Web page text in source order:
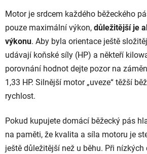
Motor je srdcem každého běžeckého
pouze maximální výkon, důležitější je
výkonu. Aby byla orientace ještě
udávají koňské síly (HP) a někteří
porovnání hodnot dejte pozor na
1,33 HP. Silnější motor „uveze“ těžší
rychlost.
Pokud kupujete domácí běžecký pás
na paměti, že kvalita a síla motoru je
ještě důležitější než u běhu. Při